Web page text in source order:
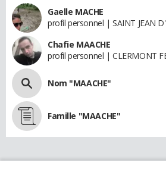
Gaelle MACHE
profil personnel | SAINT JEAN
Chafie MAACHE
profil personnel | CLERMONT
Nom "MAACHE"
Famille "MAACHE"